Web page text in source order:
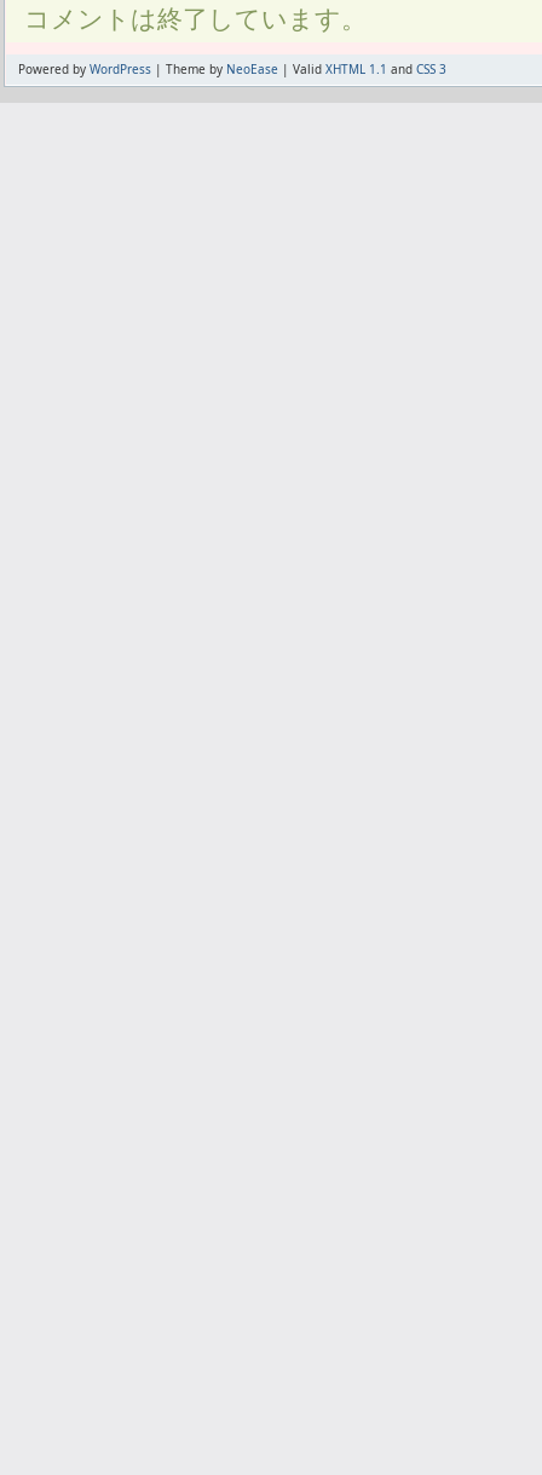
コメントは終了しています。
Powered by WordPress | Theme by NeoEase | Valid XHTML 1.1 and CSS 3